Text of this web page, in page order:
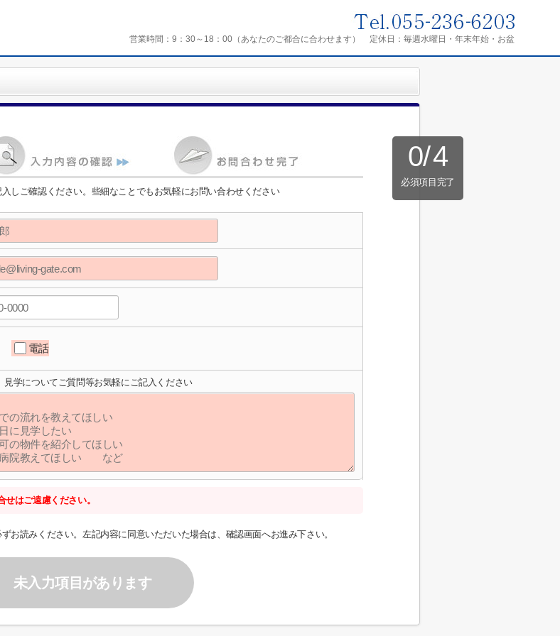
営業時間： 9：30～18：00（あなたのご都合に合わせます） 定休日： 毎週水曜日・年末年始・お盆
0/4
必須項目完了
しご確認ください。些細なことでもお気軽にお問い合わせください
電話
見学についてご質問等お気軽にご記入ください
はご遠慮ください。
ずお読みください。左記内容に同意いただいた場合は、確認画面へお進み下さい。
未入力項目があります